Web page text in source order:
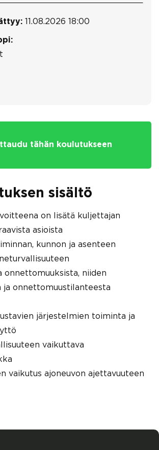
11.08.2026 18:00
tähän koulutukseen
sisältö
on lisätä kuljettajan
asioista
kunnon ja asenteen
onnettomuuksista, niiden
ja onnettomuustilanteesta
järjestelmien toiminta ja
vaikuttava
vaikutus ajoneuvon ajettavuuteen